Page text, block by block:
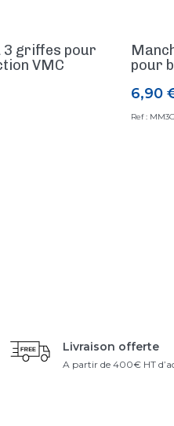
3 griffes pour
VMC
pour
Prix
6,90
Ref : MM3G
Livraison offerte
A partir de 400€ HT